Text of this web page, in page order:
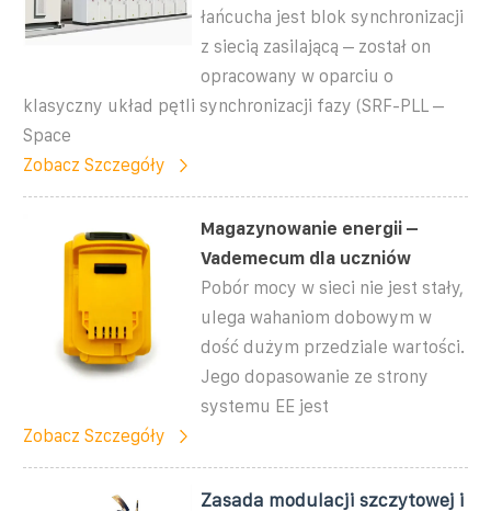
łańcucha jest blok synchronizacji
z siecią zasilającą – został on
opracowany w oparciu o
klasyczny układ pętli synchronizacji fazy (SRF-PLL –
Space
Zobacz Szczegóły
Magazynowanie energii –
Vademecum dla uczniów
Pobór mocy w sieci nie jest stały,
ulega wahaniom dobowym w
dość dużym przedziale wartości.
Jego dopasowanie ze strony
systemu EE jest
Zobacz Szczegóły
Zasada modulacji szczytowej i